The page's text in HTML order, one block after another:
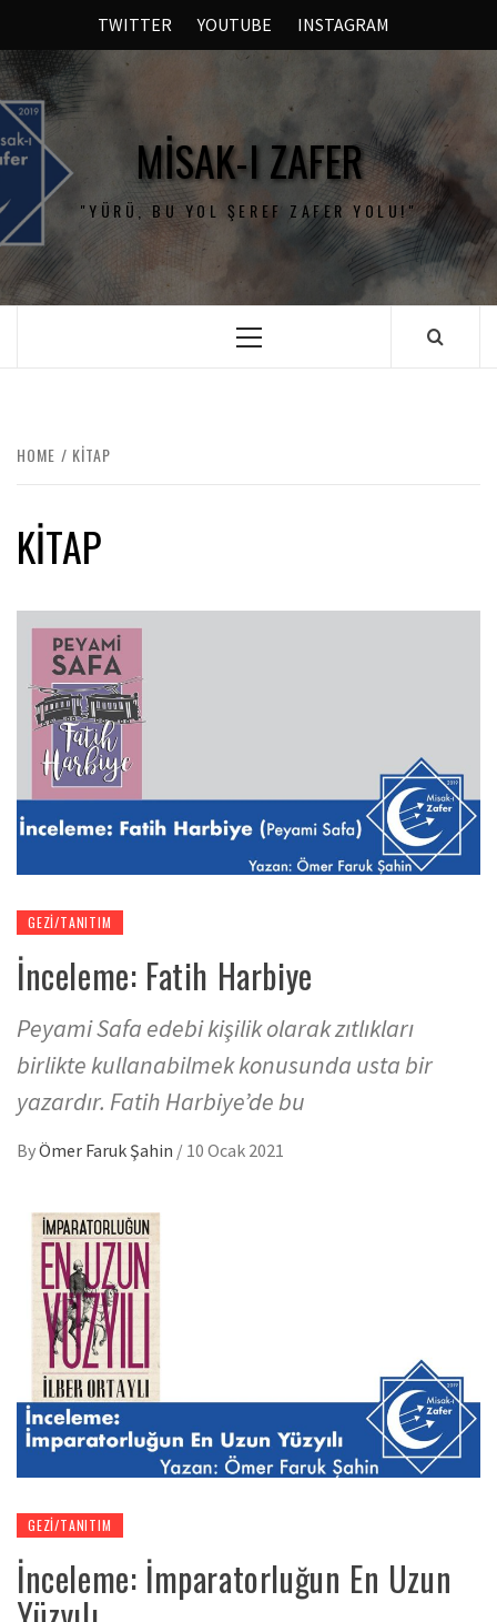
TWITTER YOUTUBE INSTAGRAM
MISAK-I ZAFER
"YÜRÜ, BU YOL ŞEREF ZAFER YOLU!"
HOME KITAP
KITAP
GEZI/TANITIM
İnceleme: Fatih Harbiye
Peyami Safa edebi kişilik olarak zıtlıkları
birlikte kullanabilmek konusunda usta bir
yazardır. Fatih Harbiye’de bu
ByÖmer Faruk Şahin / 10 Ocak 2021
GEZI/TANITIM
İnceleme: İmparatorluğun En Uzun